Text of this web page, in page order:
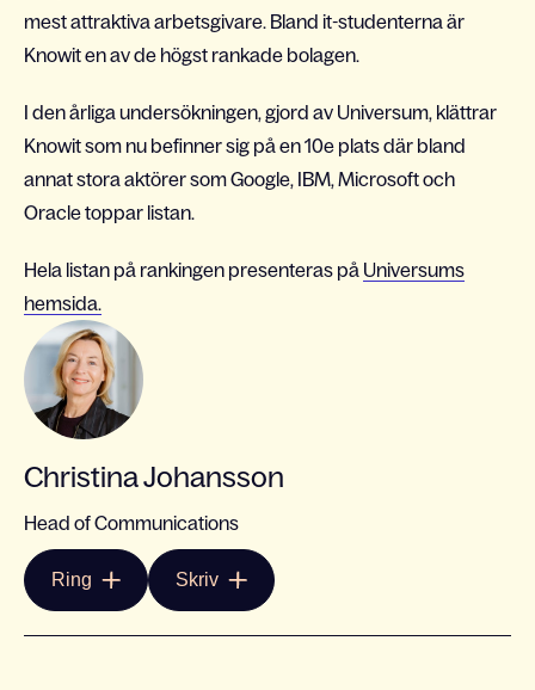
mest attraktiva arbetsgivare. Bland it-studenterna är
Knowit en av de högst rankade bolagen.
I den årliga undersökningen, gjord av Universum, klättrar
Knowit som nu befinner sig på en 10e plats där bland
annat stora aktörer som Google, IBM, Microsoft och
Oracle toppar listan.
Hela listan på rankingen presenteras på Universums
hemsida.
Christina Johansson
Head of Communications
Ring Skriv